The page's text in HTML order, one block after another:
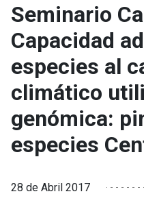
Seminario
Capacidad
especies al
climático
genómica:
especies
28 de Abril 2017